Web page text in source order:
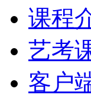
课程
艺考
客户